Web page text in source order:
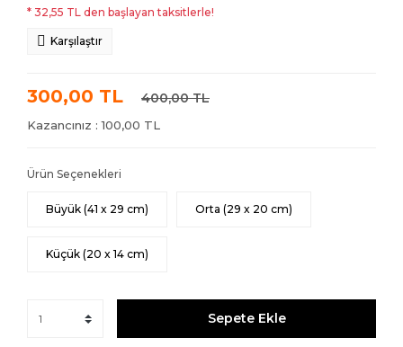
* 32,55 TL den başlayan taksitlerle!
Karşılaştır
300,00 TL 400,00 TL
Kazancınız : 100,00 TL
Ürün Seçenekleri
Büyük (41 x 29 cm) Orta (29 x 20 cm)
Küçük (20 x 14 cm)
Sepete Ekle